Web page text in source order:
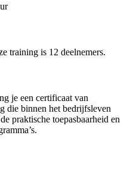
training is 12 deelnemers.
je een certificaat van
die binnen het bedrijfsleven
praktische toepasbaarheid en